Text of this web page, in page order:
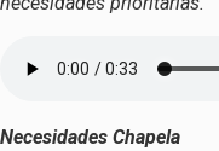
Necesidades Chapela